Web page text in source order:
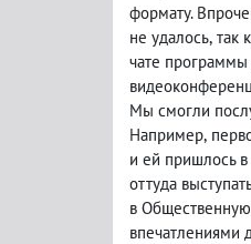
формату.
не удалось, так
чате программы
Мы смогли
Например,
и ей пришлось
оттуда
в
впечатлениями